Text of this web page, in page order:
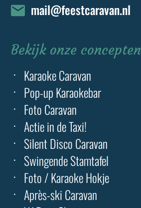
mail@feestcaravan.nl
Bekijk onze concepten
Karaoke Caravan
Pop-up Karaokebar
Foto Caravan
Actie in de Taxi!
Silent Disco Caravan
Swingende Stamtafel
Foto / Karaoke Hokje
Après-ski Caravan